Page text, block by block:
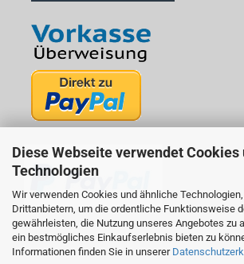
Diese Webseite verwendet Cookies
Technologien
Wir verwenden Cookies und ähnliche
Drittanbietern, um die ordentliche Funktionsweise
gewährleisten, die Nutzung unseres Angebotes zu
ein bestmögliches Einkaufserlebnis bieten zu
Informationen finden Sie in unserer